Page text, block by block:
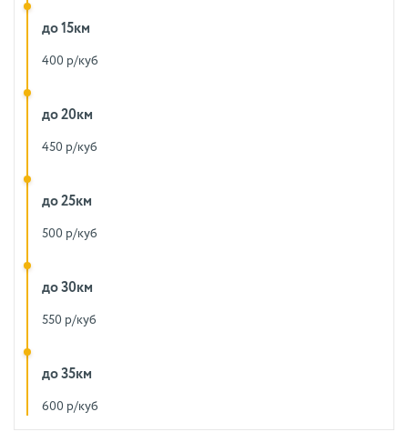
до 15км
400 р/куб
до 20км
450 р/куб
до 25км
500 р/куб
до 30км
550 р/куб
до 35км
600 р/куб